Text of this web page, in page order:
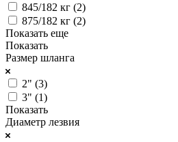
845/182 кг (2)
875/182 кг (2)
Показать еще
Показать
Размер шланга
2" (3)
3" (1)
Показать
Диаметр лезвия